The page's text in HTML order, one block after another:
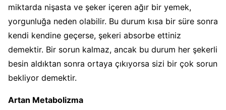
miktarda nişasta ve şeker içeren ağır bir yemek,
yorgunluğa neden olabilir. Bu durum kısa bir süre sonra
kendi kendine geçerse, şekeri absorbe ettiniz
demektir. Bir sorun kalmaz, ancak bu durum her şekerli
besin aldıktan sonra ortaya çıkıyorsa sizi bir çok sorun
bekliyor demektir.
Artan Metabolizma